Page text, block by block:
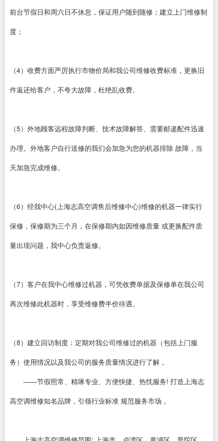
前台节假日和周六日不休息，保证用户随到随修；建立上门维修制
度；
（4）收费方面严厉执行市物价局和我公司维修收费标准，更换旧
件返还给客户，不夸大故障，杜绝乱收费。
（5）外地顾客远程故障判断、技术故障解答、需要邮递配件迅速
办理。外地客户自行送修的我们会加急为您的机器排除 故障，当
天加急完成维修。
（6）经我中心(上海志高空调售后维修中心)维修的机器一律实行
保修，保修期为三个月，在保修期内如因维修质量 或更换配件质
量出现问题，我中心负责返修。
（7）客户在我中心维修过机器，可凭收费单据及保修单在我公司
再次维修此机器时，享受维修费半价待遇。
（8）建立回访制度：定期对我公司维修过的机器（包括上门服
务）使用情况以及我公司的服务质量情况进行了解，
——节假照常、精琢专业、方便快捷、热忱服务! 打造上海志
高空调维修知名品牌，引领行业标准 规范服务市场 。